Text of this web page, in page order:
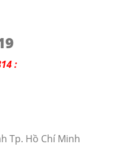
:
Tp. Hồ Chí Minh